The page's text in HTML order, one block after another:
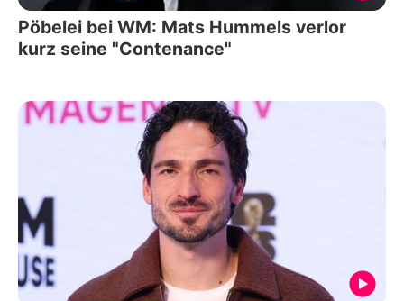
Pöbelei bei WM: Mats Hummels verlor
kurz seine "Contenance"